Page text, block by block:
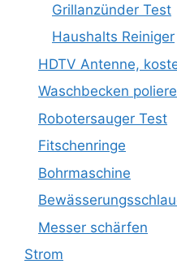
Grillanzünder Test
Haushalts Reiniger
HDTV Antenne,
Waschbecken
Robotersauger Test
Fitschenringe
Bohrmaschine
Messer schärfen
Strom